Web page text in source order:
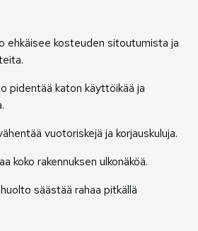
ehkäisee kosteuden sitoutumista ja
pidentää katon käyttöikää ja
vuotoriskejä ja korjauskuluja.
koko rakennuksen ulkonäköä.
säästää rahaa pitkällä